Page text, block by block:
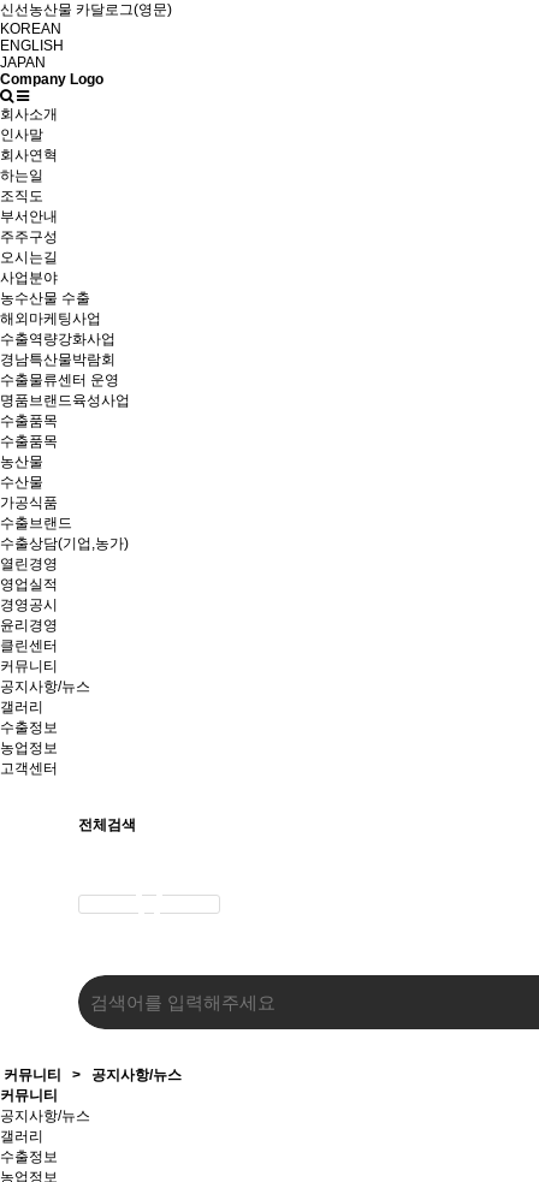
신선농산물 카달로그(영문)
KOREAN
ENGLISH
JAPAN
Company Logo
회사소개
인사말
회사연혁
하는일
조직도
부서안내
주주구성
오시는길
사업분야
농수산물 수출
해외마케팅사업
수출역량강화사업
경남특산물박람회
수출물류센터 운영
명품브랜드육성사업
수출품목
수출품목
농산물
수산물
가공식품
수출브랜드
수출상담(기업,농가)
열린경영
영업실적
경영공시
윤리경영
클린센터
커뮤니티
공지사항/뉴스
갤러리
수출정보
농업정보
고객센터
전체검색
커뮤니티 > 공지사항/뉴스
커뮤니티
공지사항/뉴스
갤러리
수출정보
농업정보